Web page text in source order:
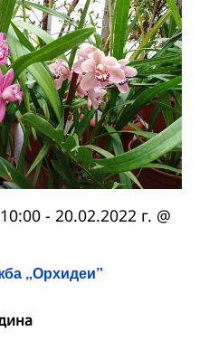
„Орхидеи”
- 20.02.2022 г. @